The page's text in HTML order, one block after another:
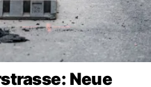
Neue